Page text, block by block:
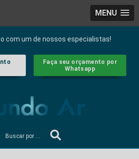
MENU
com um de nossos especialistas!
Faça seu orçamento por
Whatsapp